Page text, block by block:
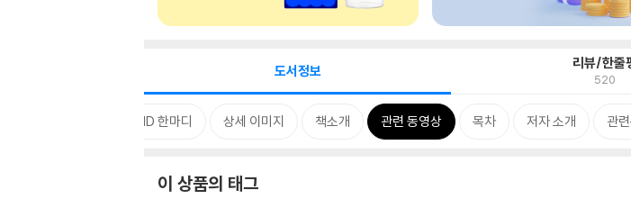
도서정보 리뷰/한줄
520
MD 한마디 상세 이미지 책소개 관련 동영상 목차 저자 소개 관
이 상품의 태그